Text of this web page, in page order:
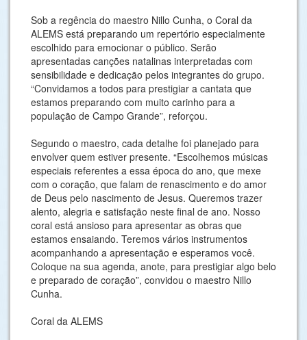
Sob a regência do maestro Nillo Cunha, o Coral da
ALEMS está preparando um repertório especialmente
escolhido para emocionar o público. Serão
apresentadas canções natalinas interpretadas com
sensibilidade e dedicação pelos integrantes do grupo.
“Convidamos a todos para prestigiar a cantata que
estamos preparando com muito carinho para a
população de Campo Grande”, reforçou.
Segundo o maestro, cada detalhe foi planejado para
envolver quem estiver presente. “Escolhemos músicas
especiais referentes a essa época do ano, que mexe
com o coração, que falam de renascimento e do amor
de Deus pelo nascimento de Jesus. Queremos trazer
alento, alegria e satisfação neste final de ano. Nosso
coral está ansioso para apresentar as obras que
estamos ensaiando. Teremos vários instrumentos
acompanhando a apresentação e esperamos você.
Coloque na sua agenda, anote, para prestigiar algo belo
e preparado de coração”, convidou o maestro Nillo
Cunha.
Coral da ALEMS